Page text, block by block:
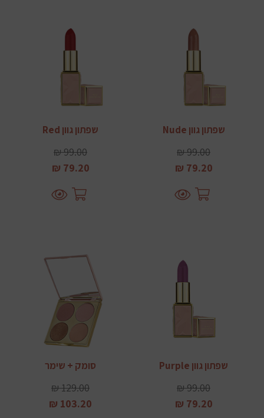
שפתון גוון Nude
99.00 ₪
79.20 ₪
שפתון גוון Red
99.00 ₪
79.20 ₪
שפתון גוון Purple
99.00 ₪
79.20 ₪
סומק + שימר
129.00 ₪
103.20 ₪